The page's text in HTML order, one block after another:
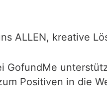
ALLEN, kreative
GofundMe
Positiven in die